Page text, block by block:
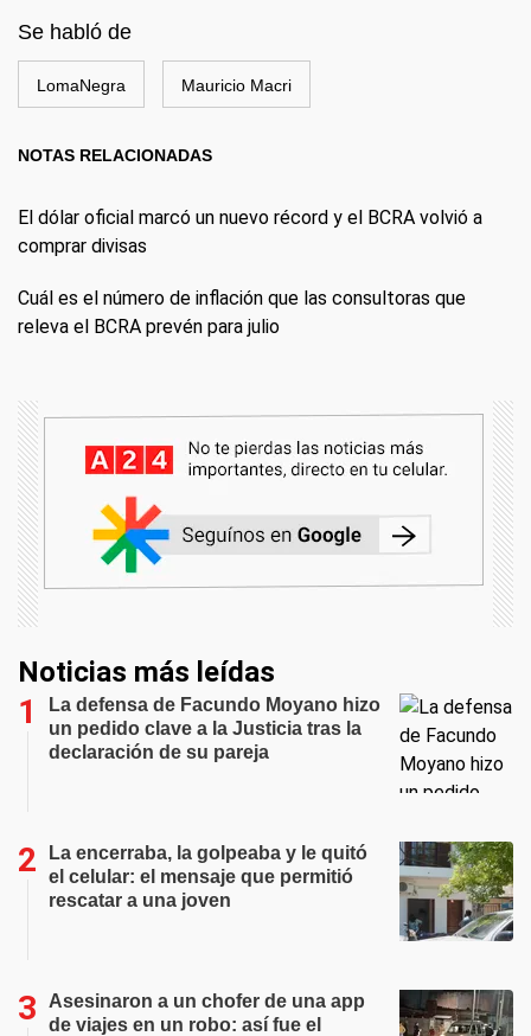
Se habló de
LomaNegra Mauricio Macri
NOTAS RELACIONADAS
El dólar oficial marcó un nuevo récord y el BCRA volvió a
comprar divisas
Cuál es el número de inflación que las consultoras que
releva el BCRA prevén para julio
Noticias más leídas
La defensa de Facundo Moyano hizo
un pedido clave a la Justicia tras la
declaración de su pareja
La encerraba, la golpeaba y le quitó
el celular: el mensaje que permitió
rescatar a una joven
Asesinaron a un chofer de una app
de viajes en un robo: así fue el